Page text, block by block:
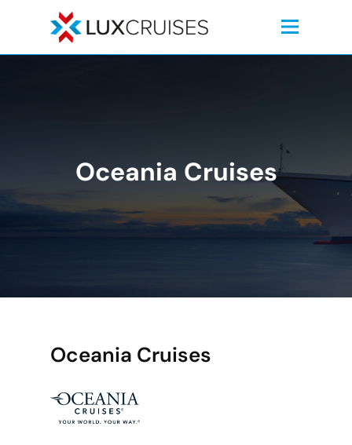
Oceania Cruises
Oceania Cruises